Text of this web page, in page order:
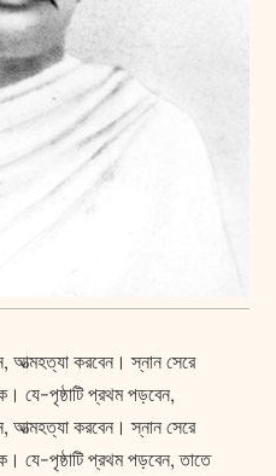
আত্মহত্যা করবেন। স্নান সেরে
যে-পৃষ্ঠাটি প্রথম পড়বেন,
আত্মহত্যা করবেন। স্নান সেরে
যে-পৃষ্ঠাটি প্রথম পড়বেন, তাতে